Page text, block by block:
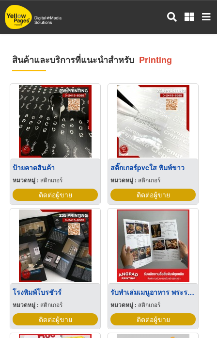
ข้าม
ไป
สินค้าและบริการที่แนะนำสำหรับ Printing
ป้ายคาดสินค้า
หมวดหมู่ : สติกเกอร์
ติดต่อผู้ขาย
สติ๊กเกอร์pvcใส พิมพ์ขาว
หมวดหมู่ : สติกเกอร์
ติดต่อผู้ขาย
โรงพิมพ์โบรชัวร์
หมวดหมู่ : สติกเกอร์
ติดต่อผู้ขาย
รับทำเล่มเมนูอาหาร พระราม2
หมวดหมู่ : สติกเกอร์
ติดต่อผู้ขาย